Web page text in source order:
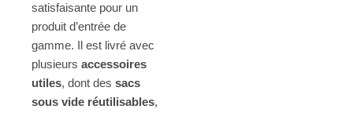
satisfaisante pour un
produit d’entrée de
gamme. Il est livré avec
plusieurs accessoires
utiles, dont des sacs
sous vide réutilisables,